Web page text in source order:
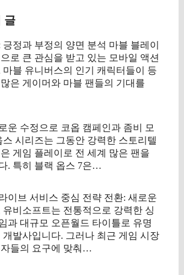
글
정과 부정의 양면 분석 마블 블레이
로 큰 관심을 받고 있는 모바일 액션
마블 유니버스의 인기 캐릭터들이 등
은 게이머와 마블 팬들의 기대를
운 수정으로 코옵 캠페인과 좀비 모
스 시리즈는 그동안 강력한 스토리텔
게임 플레이로 전 세계 많은 팬을
. 특히 블랙 옵스 7은…
이브 서비스 중심 전략 전환: 새로운
유비소프트는 전통적으로 강력한 싱
과 대규모 오픈월드 타이틀로 유명
개발사입니다. 그러나 최근 게임 시장
들의 요구에 맞춰…